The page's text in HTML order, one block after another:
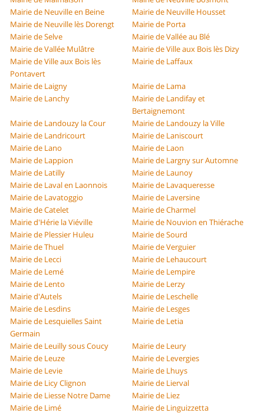
Mairie de Neuville en Beine
Mairie de Neuville Housset
Mairie de Neuville lès Dorengt
Mairie de Porta
Mairie de Selve
Mairie de Vallée au Blé
Mairie de Vallée Mulâtre
Mairie de Ville aux Bois lès Dizy
Mairie de Ville aux Bois lès
Pontavert
Mairie de Laffaux
Mairie de Laigny
Mairie de Lama
Mairie de Lanchy
Mairie de Landifay et
Bertaignemont
Mairie de Landouzy la Cour
Mairie de Landouzy la Ville
Mairie de Landricourt
Mairie de Laniscourt
Mairie de Lano
Mairie de Laon
Mairie de Lappion
Mairie de Largny sur Automne
Mairie de Latilly
Mairie de Launoy
Mairie de Laval en Laonnois
Mairie de Lavaqueresse
Mairie de Lavatoggio
Mairie de Laversine
Mairie de Catelet
Mairie de Charmel
Mairie d'Hérie la Viéville
Mairie de Nouvion en Thiérache
Mairie de Plessier Huleu
Mairie de Sourd
Mairie de Thuel
Mairie de Verguier
Mairie de Lecci
Mairie de Lehaucourt
Mairie de Lemé
Mairie de Lempire
Mairie de Lento
Mairie de Lerzy
Mairie d'Autels
Mairie de Leschelle
Mairie de Lesdins
Mairie de Lesges
Mairie de Lesquielles Saint
Germain
Mairie de Letia
Mairie de Leuilly sous Coucy
Mairie de Leury
Mairie de Leuze
Mairie de Levergies
Mairie de Levie
Mairie de Lhuys
Mairie de Licy Clignon
Mairie de Lierval
Mairie de Liesse Notre Dame
Mairie de Liez
Mairie de Limé
Mairie de Linguizzetta